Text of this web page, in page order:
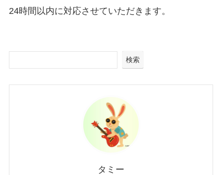
24時間以内に対応させていただきます。
検索
タミー